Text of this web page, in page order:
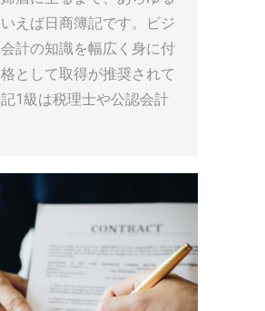
えば日商簿記です。ビジ
計の知識を幅広く身に付
として取得が推奨されて
1級は税理士や公認会計